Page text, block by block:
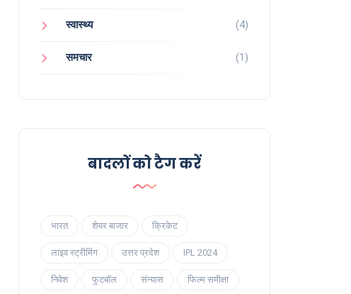
स्वास्थ्य (4)
समचार (1)
बादलों को टैग करें
भारत शेयर बाजार क्रिकेट
लाइव स्ट्रीमिंग उत्तर प्रदेश IPL 2024
निवेश फुटबॉल संन्यास फिल्म समीक्षा